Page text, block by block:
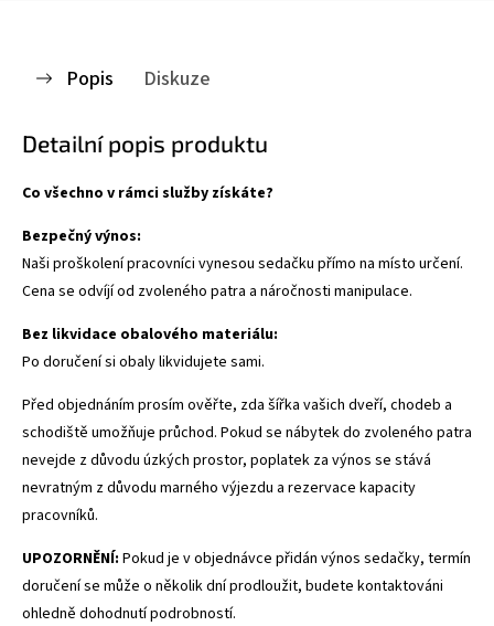
Popis Diskuze
Detailní popis produktu
Co všechno v rámci služby získáte?
Bezpečný výnos:
Naši proškolení pracovníci vynesou sedačku přímo na místo určení.
Cena se odvíjí od zvoleného patra a náročnosti manipulace.
Bez likvidace obalového materiálu:
Po doručení si obaly likvidujete sami.
Před objednáním prosím ověřte, zda šířka vašich dveří, chodeb a
schodiště umožňuje průchod. Pokud se nábytek do zvoleného patra
nevejde z důvodu úzkých prostor, poplatek za výnos se stává
nevratným z důvodu marného výjezdu a rezervace kapacity
pracovníků.
UPOZORNĚNÍ: Pokud je v objednávce přidán výnos sedačky, termín
doručení se může o několik dní prodloužit, budete kontaktováni
ohledně dohodnutí podrobností.